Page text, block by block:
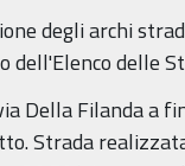
degli archi
dell'Elenco delle
Della Filanda a
Strada